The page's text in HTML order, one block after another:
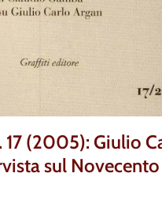
17 (2005): Giulio
sul Novecento